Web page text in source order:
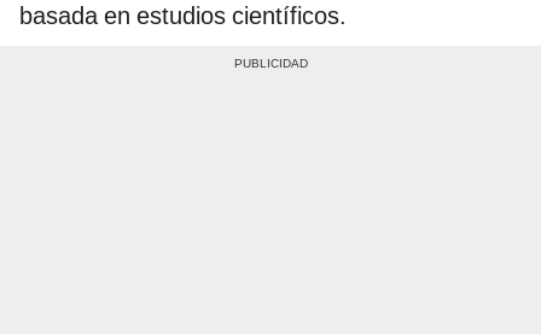
basada en estudios científicos.